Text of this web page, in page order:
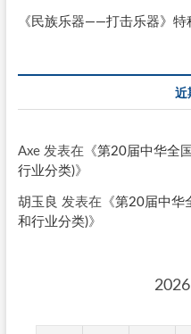
《民族乐器——打击乐器》
近
Axe发表在《第20届中华全
行业分类)》
胡玉良 发表在《第20届中华
和行业分类)》